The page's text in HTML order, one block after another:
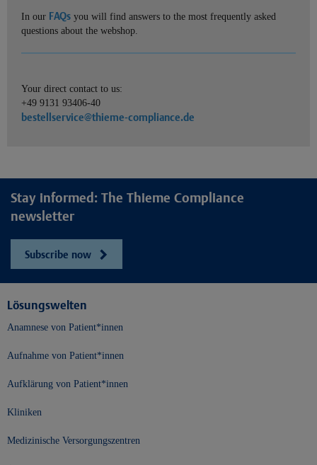
In our FAQs you will find answers to the most frequently asked
questions about the webshop.
Your direct contact to us:
+49 9131 93406-40
bestellservice@thieme-compliance.de
Stay informed: The Thieme Compliance
newsletter
Subscribe now
Lösungswelten
Anamnese von Patient*innen
Aufnahme von Patient*innen
Aufklärung von Patient*innen
Kliniken
Medizinische Versorgungszentren